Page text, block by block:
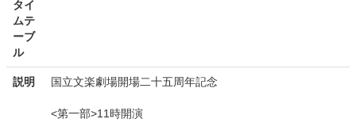
タイ
ムテ
ーブ
ル
説明 国立文楽劇場開場二十五周年記念
<第一部>11時開演